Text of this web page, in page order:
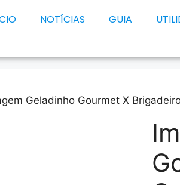
NOTÍCIAS GUIA
Geladinho Gourmet X